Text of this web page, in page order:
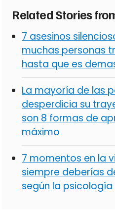
Related Stories
7 asesinos
muchas personas
hasta que es
La mayoría de las
desperdicia su
son 8 formas de
máximo
7 momentos en la
siempre deberías
según la psicología